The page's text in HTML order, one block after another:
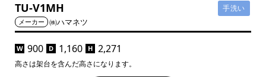
TU-V1MH 手洗い
メーカー ㈱ハマネツ
W 900 D 1,160 H 2,271
高さは架台を含んだ高さになります。